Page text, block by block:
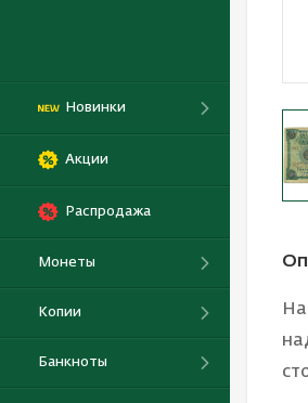
Новинки
Акции
Распродажа
Монеты
Копии
Банкноты